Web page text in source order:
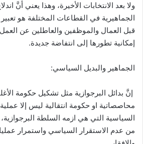
ولا بعد الانتخابات الأخيرة، وهذا يعني أنَّ
الجماهيرية في القطاعات المختلفة هو
قبل العمال والموظفين والعاطلين عن
إمكانية تطورها إلى انتفاضة جديدة.
الجماهير والبديل السياسي:
إنَّ بدائل البرجوازية مثل تشكيل حكومة
محاصصاتية او حكومة انتقالية ليس إلا
السياسية التي هي ازمه السلطة البرجوازية،
من عدم الاستقرار السياسي واستمرار